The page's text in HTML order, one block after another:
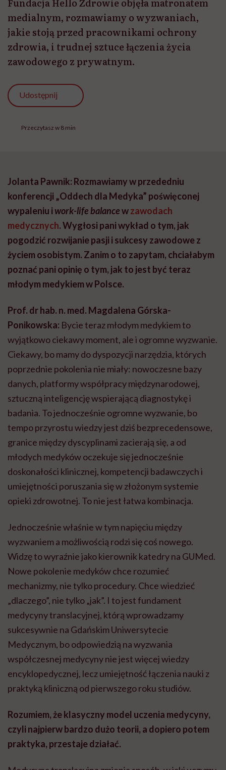
medialnym, rozmawiamy o wyzwaniach,
jakie stoją przed pracownikami ochrony
zdrowia, i trudnej sztuce łączenia życia
zawodowego z prywatnym.
Udostępnij
Przeczytasz w 8 min
Jolanta Pawnik: Rozmawiamy w przededniu
konferencji „Oddech dla Medyka” poświęconej
wypaleniu i work-life balancewzawodach
medycznych. Wygłosi pani wykład o tym, jak
pogodzić rozwijanie pasji i sukcesy zawodowe z
życiem osobistym. Zanim o to zapytam, chciałabym
poznać pani opinię o tym, jak to jest być teraz
młodym medykiem w Polsce.
Prof. dr hab. n. med. Magdalena Górska-
Ponikowska: Bycie teraz młodym medykiem to
wyjątkowo ciekawy moment, ale i ogromne wyzwanie.
Ciekawy, bo mamy do dyspozycji narzędzia, których
poprzednie pokolenia nie miały: nowoczesne bazy
danych, platformy współpracy międzynarodowej,
sztuczną inteligencję wspierającą diagnostykę i
badania. To jednocześnie ogromne wyzwanie, bo
tempo przyrostu wiedzy jest dziś bezprecedensowe,
granice między dyscyplinami zacierają się, a od
młodych medyków oczekuje się jednocześnie
doskonałości klinicznej, kompetencji badawczych i
umiejętności poruszania się w złożonym systemie
opieki zdrowotnej. To nie jest łatwa kombinacja.
Jednocześnie właśnie w tym napięciu między
wyzwaniem a możliwością rodzi się coś nowego.
Widzę to wyraźnie jako kierownik katedry na GUMed.
Nowe pokolenie medyków chce rozumieć
mechanizmy, nie tylko procedury. Chce wiedzieć
„dlaczego”, nie tylko „jak”. I to jest fundament
medycyny translacyjnej, którą wprowadzamy
sukcesywnie na Gdańskim Uniwersytecie
Medycznym, bo odpowiedzią na wyzwania
współczesnej medycyny nie jest więcej wiedzy
encyklopedycznej, lecz umiejętność łączenia nauki z
praktyką kliniczną od pierwszego roku studiów.
Rozumiem, że klasyczny model uczenia medycyny,
czyli najpierw bardzo dużo teorii, a dopiero potem
praktyka, przestaje działać.